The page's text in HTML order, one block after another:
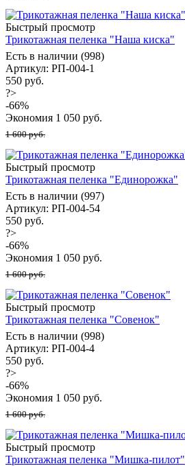
Быстрый просмотр
Трикотажная пеленка "Наша киска"
Есть в наличии (998)
Артикул: РП-004-1
550 руб.
?>
-66%
Экономия 1 050 руб.
1 600 руб.
Быстрый просмотр
Трикотажная пеленка "Единорожка"
Есть в наличии (997)
Артикул: РП-004-54
550 руб.
?>
-66%
Экономия 1 050 руб.
1 600 руб.
Быстрый просмотр
Трикотажная пеленка "Совенок"
Есть в наличии (998)
Артикул: РП-004-4
550 руб.
?>
-66%
Экономия 1 050 руб.
1 600 руб.
Быстрый просмотр
Трикотажная пеленка "Мишка-пилот"